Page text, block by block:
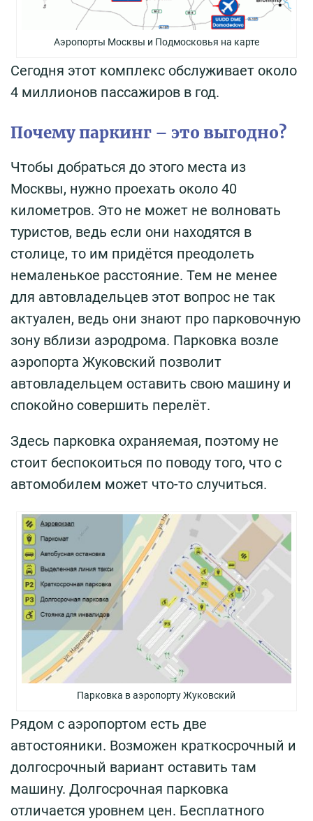
Аэропорты Москвы и Подмосковья на карте
Сегодня этот комплекс обслуживает около
4 миллионов пассажиров в год.
Почему паркинг – это выгодно?
Чтобы добраться до этого места из
Москвы, нужно проехать около 40
километров. Это не может не волновать
туристов, ведь если они находятся в
столице, то им придётся преодолеть
немаленькое расстояние. Тем не менее
для автовладельцев этот вопрос не так
актуален, ведь они знают про парковочную
зону вблизи аэродрома. Парковка возле
аэропорта Жуковский позволит
автовладельцем оставить свою машину и
спокойно совершить перелёт.
Здесь парковка охраняемая, поэтому не
стоит беспокоиться по поводу того, что с
автомобилем может что-то случиться.
Парковка в аэропорту Жуковский
Рядом с аэропортом есть две
автостояники. Возможен краткосрочный и
долгосрочный вариант оставить там
машину. Долгосрочная парковка
отличается уровнем цен. Бесплатного